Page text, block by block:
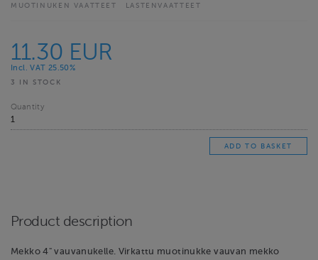
MUOTINUKEN VAATTEET LASTENVAATTEET
11.30 EUR
Incl. VAT 25.50%
3 IN STOCK
Quantity
Product description
Mekko 4" vauvanukelle. Virkattu muotinukke vauvan mekko